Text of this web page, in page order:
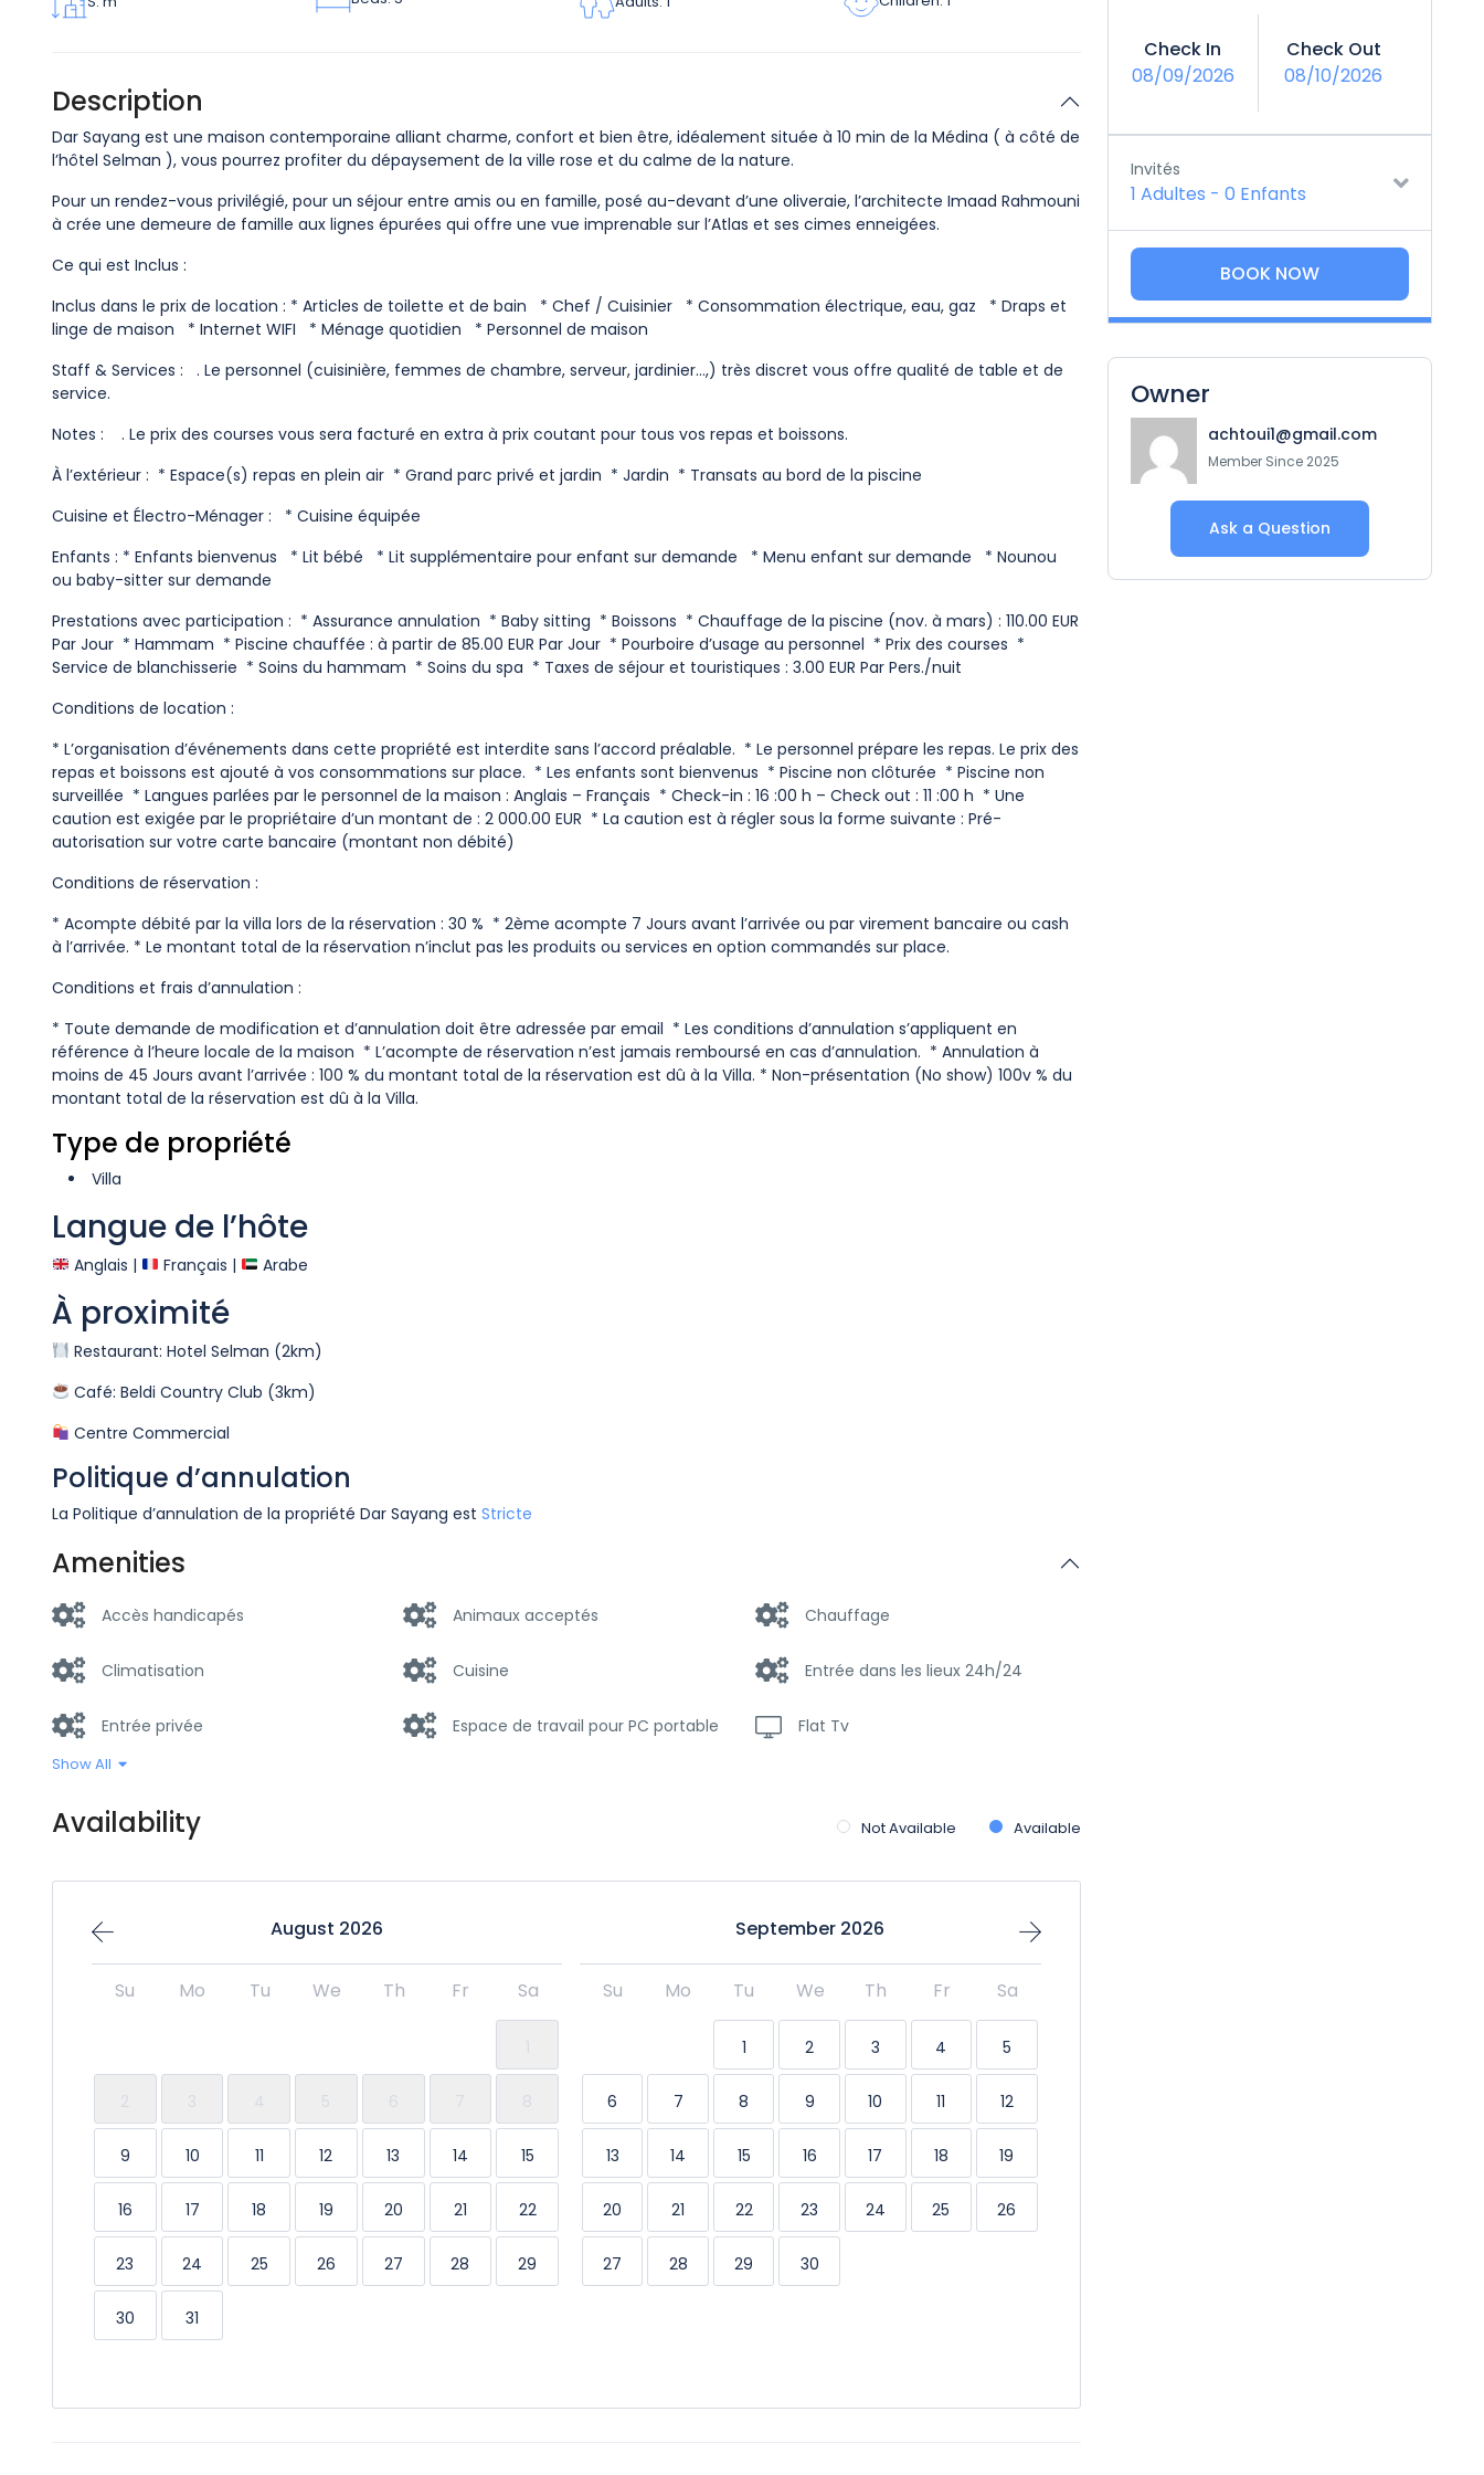
Description
Dar Sayang est une maison contemporaine alliant charme, confort et bien être, idéalement située à 10 min de la Médina ( à côté de
l’hôtel Selman ), vous pourrez profiter du dépaysement de la ville rose et du calme de la nature.
Pour un rendez-vous privilégié, pour un séjour entre amis ou en famille, posé au-devant d’une oliveraie, l’architecte Imaad Rahmouni
à crée une demeure de famille aux lignes épurées qui offre une vue imprenable sur l’Atlas et ses cimes enneigées.
Ce qui est Inclus :
Inclus dans le prix de location : * Articles de toilette et de bain * Chef / Cuisinier * Consommation électrique, eau, gaz * Draps et
linge de maison * Internet WIFI * Ménage quotidien * Personnel de maison
Staff & Services : . Le personnel (cuisinière, femmes de chambre, serveur, jardinier…,) très discret vous offre qualité de table et de
service.
Notes : . Le prix des courses vous sera facturé en extra à prix coutant pour tous vos repas et boissons.
À l’extérieur : * Espace(s) repas en plein air * Grand parc privé et jardin * Jardin * Transats au bord de la piscine
Cuisine et Électro-Ménager : * Cuisine équipée
Enfants : * Enfants bienvenus * Lit bébé * Lit supplémentaire pour enfant sur demande * Menu enfant sur demande * Nounou
ou baby-sitter sur demande
Prestations avec participation : * Assurance annulation * Baby sitting * Boissons * Chauffage de la piscine (nov. à mars) : 110.00 EUR
Par Jour * Hammam * Piscine chauffée : à partir de 85.00 EUR Par Jour * Pourboire d’usage au personnel * Prix des courses *
Service de blanchisserie * Soins du hammam * Soins du spa * Taxes de séjour et touristiques : 3.00 EUR Par Pers./nuit
Conditions de location :
* L’organisation d’événements dans cette propriété est interdite sans l’accord préalable. * Le personnel prépare les repas. Le prix des
repas et boissons est ajouté à vos consommations sur place. * Les enfants sont bienvenus * Piscine non clôturée * Piscine non
surveillée * Langues parlées par le personnel de la maison : Anglais – Français * Check-in : 16 :00 h – Check out : 11 :00 h * Une
caution est exigée par le propriétaire d’un montant de : 2 000.00 EUR * La caution est à régler sous la forme suivante : Pré-
autorisation sur votre carte bancaire (montant non débité)
Conditions de réservation :
* Acompte débité par la villa lors de la réservation : 30 % * 2ème acompte 7 Jours avant l’arrivée ou par virement bancaire ou cash
à l’arrivée. * Le montant total de la réservation n’inclut pas les produits ou services en option commandés sur place.
Conditions et frais d’annulation :
* Toute demande de modification et d’annulation doit être adressée par email * Les conditions d’annulation s’appliquent en
référence à l’heure locale de la maison * L’acompte de réservation n’est jamais remboursé en cas d’annulation. * Annulation à
moins de 45 Jours avant l’arrivée : 100 % du montant total de la réservation est dû à la Villa. * Non-présentation (No show) 100v % du
montant total de la réservation est dû à la Villa.
Type de propriété
Villa
Langue de l’hôte
Anglais | Français | Arabe
À proximité
Restaurant: Hotel Selman (2km)
Café: Beldi Country Club (3km)
Centre Commercial
Politique d’annulation
La Politique d’annulation de la propriété Dar Sayang est Stricte
Amenities
Accès handicapés Animaux acceptés Chauffage
Climatisation Cuisine Entrée dans les lieux 24h/24
Entrée privée Espace de travail pour PC portable Flat Tv
Piscine Produits de base
Show All
Availability Not Available Available
August 2026
Su Mo Tu We Th Fr Sa
1
2 3 4 5 6 7 8
9 10 11 12 13 14 15
16 17 18 19 20 21 22
23 24 25 26 27 28 29
30 31
September 2026
Su Mo Tu We Th Fr Sa
1 2 3 4 5
6 7 8 9 10 11 12
13 14 15 16 17 18 19
20 21 22 23 24 25 26
27 28 29 30
Check In
08/09/2026
Check Out
08/10/2026
Invités
1 Adultes - 0 Enfants
BOOK NOW
Owner
achtoui1@gmail.com
Member Since 2025
Ask a Question